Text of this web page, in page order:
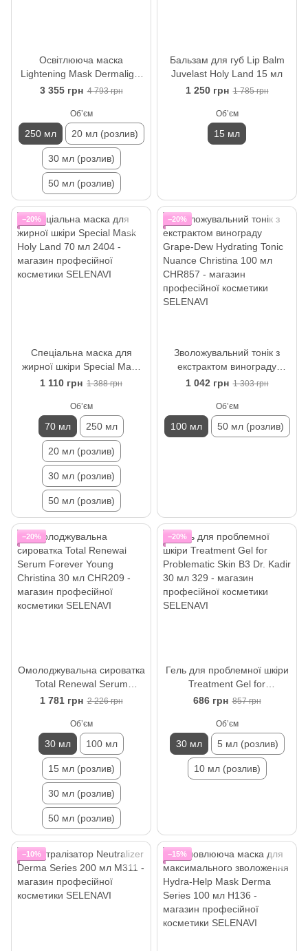
Освітлююча маска
Lightening Mask Dermalight
Holy Land 250 мл
3 355 грн 4 793 грн
Обʼєм
250 мл 20 мл (розлив)
30 мл (розлив)
50 мл (розлив)
Бальзам для губ Lip Balm
Juvelast Holy Land 15 мл
1 250 грн 1 785 грн
Обʼєм
15 мл
−20%
Спеціальна маска для
жирної шкіри Special Mask
Holy Land 70 мл
1 110 грн 1 388 грн
Обʼєм
70 мл 250 мл
20 мл (розлив)
30 мл (розлив)
50 мл (розлив)
−20%
Зволожувальний тонік з
екстрактом винограду
Grape-Dew Hydrating Tonic
1 042 грн 1 303 грн
Обʼєм
100 мл 50 мл (розлив)
−20%
Омолоджувальна сироватка
Total Renewal Serum
Forever Young Christina 30
1 781 грн 2 226 грн
Обʼєм
30 мл 100 мл
15 мл (розлив)
30 мл (розлив)
50 мл (розлив)
−20%
Гель для проблемної шкіри
Treatment Gel for
Problematic Skin В3 Dr. Kadir
686 грн 857 грн
Обʼєм
30 мл 5 мл (розлив)
10 мл (розлив)
−10% −15%